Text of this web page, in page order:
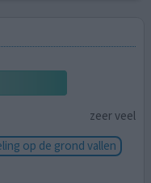
zeer veel
op de grond vallen